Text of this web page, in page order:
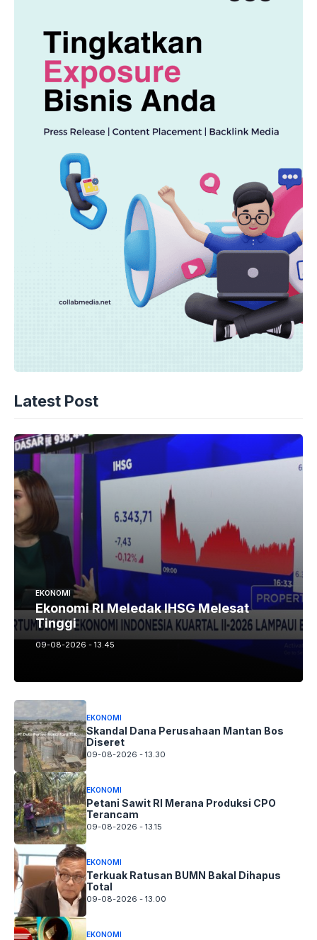
Latest Post
EKONOMI
Ekonomi RI Meledak IHSG Melesat
Tinggi
09-08-2026 - 13.45
EKONOMI
Skandal Dana Perusahaan Mantan Bos
Diseret
09-08-2026 - 13.30
EKONOMI
Petani Sawit RI Merana Produksi CPO
Terancam
09-08-2026 - 13.15
EKONOMI
Terkuak Ratusan BUMN Bakal Dihapus
Total
09-08-2026 - 13.00
EKONOMI